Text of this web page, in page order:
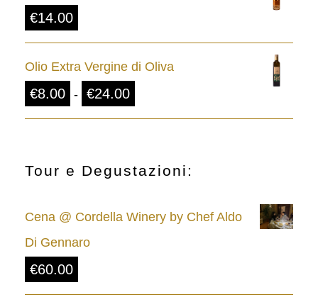
€14.00
Olio Extra Vergine di Oliva
€8.00 - €24.00
a
c
a
Tour e Degustazioni:
Cena @ Cordella Winery by Chef Aldo
Di Gennaro
€60.00